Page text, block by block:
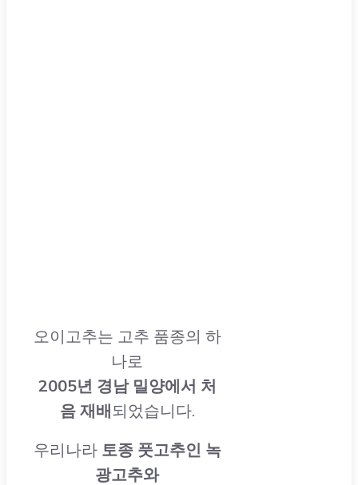
오이고추는 고추 품종의 하
나로
2005년 경남 밀양에서 처
음 재배되었습니다.
우리나라 토종 풋고추인 녹
광고추와